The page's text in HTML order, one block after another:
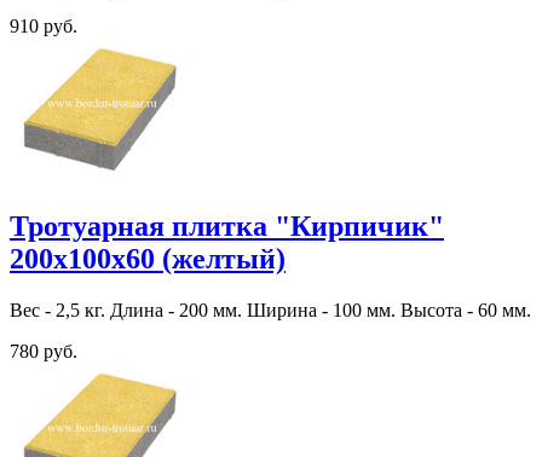
910 руб.
Тротуарная плитка "Кирпичик"
200х100х60 (желтый)
Вес - 2,5 кг. Длина - 200 мм. Ширина - 100 мм. Высота - 60 мм.
780 руб.